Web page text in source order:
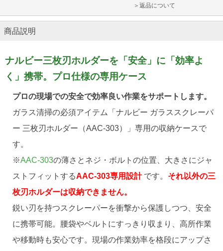
＞返品について
商品説明
ナルビー三枚刃ホルダーを「安全」に「効率よ
く」携帯。プロ仕様の専用ケース
プロの現場での安全で効率良い作業をサポートします。
ガラス清掃の必須アイテム「ナルビー ガラススクレーパ
ー 三枚刃ホルダー（AAC-303）」専用の収納ケースで
す。
※AAC-303の薄さとネジ・ボルトの位置、大きさにジャ
ストフィットするAAC-303専用設計です。 それ以外の三
枚刃ホルダーは収納できません。
鋭い刃を持つスクレーパーを衝撃から保護しつつ、安全
に携帯可能。腰袋やベルトにすっきり収まり、高所作業
や移動時も安心です。現場の作業効率を格段にアップさ